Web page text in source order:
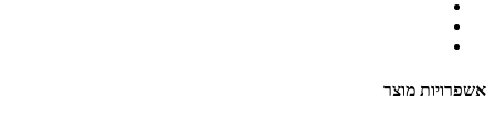
אשפרויות מוצר